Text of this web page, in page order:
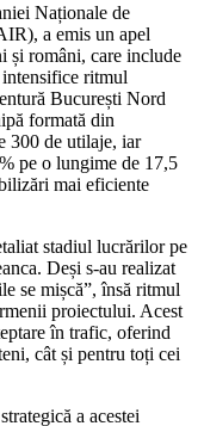
Naționale de
a emis un apel
și români, care include
ritmul
București Nord
formată din
300 de utilaje, iar
pe o lungime de 17,5
mai eficiente
stadiul lucrărilor pe
Deși s-au realizat
se mișcă”, însă ritmul
proiectului. Acest
în trafic, oferind
cât și pentru toți cei
a acestei